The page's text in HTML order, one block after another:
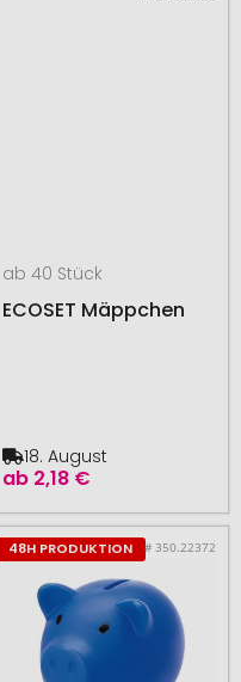
ab 40 Stück
ECOSET Mäppchen
ab 2,18 €
18. August
48H PRODUKTION # 350.22372